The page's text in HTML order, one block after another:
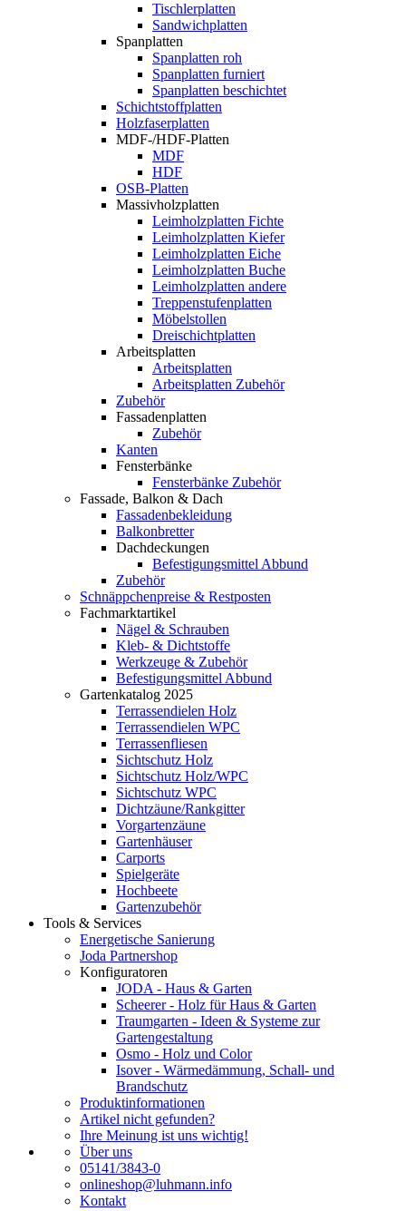
Tischlerplatten
Sandwichplatten
Spanplatten
Spanplatten roh
Spanplatten furniert
Spanplatten beschichtet
Schichtstoffplatten
Holzfaserplatten
MDF-/HDF-Platten
MDF
HDF
OSB-Platten
Massivholzplatten
Leimholzplatten Fichte
Leimholzplatten Kiefer
Leimholzplatten Eiche
Leimholzplatten Buche
Leimholzplatten andere
Treppenstufenplatten
Möbelstollen
Dreischichtplatten
Arbeitsplatten
Arbeitsplatten
Arbeitsplatten Zubehör
Zubehör
Fassadenplatten
Zubehör
Kanten
Fensterbänke
Fensterbänke Zubehör
Fassade, Balkon & Dach
Fassadenbekleidung
Balkonbretter
Dachdeckungen
Befestigungsmittel Abbund
Zubehör
Schnäppchenpreise & Restposten
Fachmarktartikel
Nägel & Schrauben
Kleb- & Dichtstoffe
Werkzeuge & Zubehör
Befestigungsmittel Abbund
Gartenkatalog 2025
Terrassendielen Holz
Terrassendielen WPC
Terrassenfliesen
Sichtschutz Holz
Sichtschutz Holz/WPC
Sichtschutz WPC
Dichtzäune/Rankgitter
Vorgartenzäune
Gartenhäuser
Carports
Spielgeräte
Hochbeete
Gartenzubehör
Tools & Services
Energetische Sanierung
Joda Partnershop
Konfiguratoren
JODA - Haus & Garten
Scheerer - Holz für Haus & Garten
Traumgarten - Ideen & Systeme zur
Gartengestaltung
Osmo - Holz und Color
Isover - Wärmedämmung, Schall- und
Brandschutz
Produktinformationen
Artikel nicht gefunden?
Ihre Meinung ist uns wichtig!
Über uns
05141/3843-0
onlineshop@luhmann.info
Kontakt